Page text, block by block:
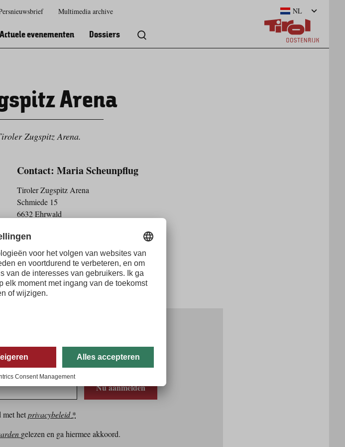
Zur
Zur
Zum
Zum
NL
Actuele evenementen Dossiers
Multimedia archive
Arena
Zugspitz Arena.
Contact: Maria Scheunpflug
Tiroler Zugspitz Arena
Schmiede 15
6632 Ehrwald
e
m.scheunpflug@zugspitzarena.com
w
www.zugspitzarena.com
toeristische nieuws uit Tirol
Nu aanmelden
hetprivacybeleid*
gelezen en ga hiermee akkoord.